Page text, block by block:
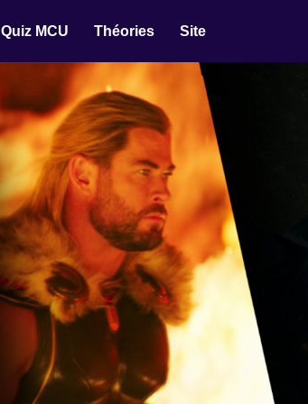
Quiz MCU Théories Site